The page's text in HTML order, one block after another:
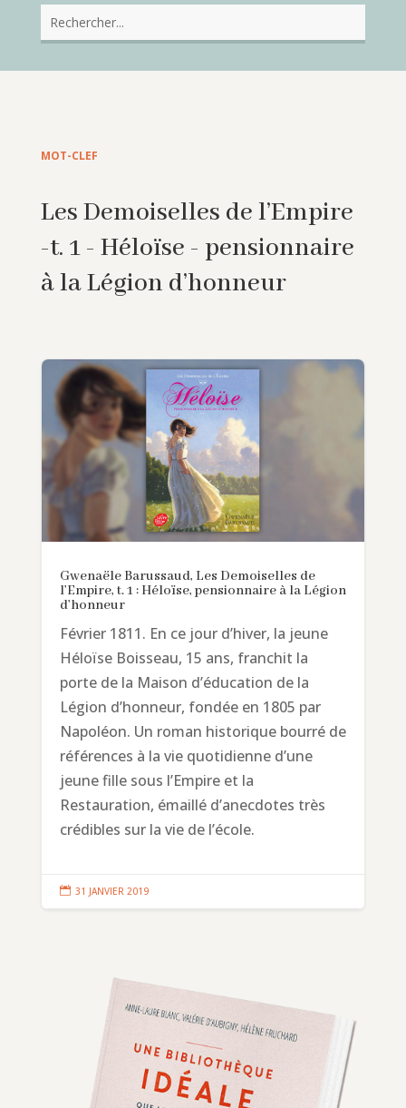
MOT-CLEF
Les Demoiselles de l’Empire
-t. 1 - Héloïse - pensionnaire
à la Légion d’honneur
Gwenaële Barussaud, Les Demoiselles de
l’Empire, t. 1 : Héloïse, pensionnaire à la Légion
d’honneur
Février 1811. En ce jour d’hiver, la jeune
Héloïse Boisseau, 15 ans, franchit la
porte de la Maison d’éducation de la
Légion d’honneur, fondée en 1805 par
Napoléon. Un roman historique bourré de
références à la vie quotidienne d’une
jeune fille sous l’Empire et la
Restauration, émaillé d’anecdotes très
crédibles sur la vie de l’école.
 31 JANVIER 2019